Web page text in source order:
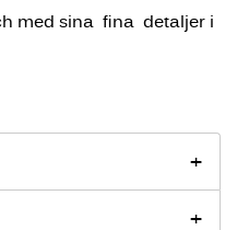
med sina fina detaljer i